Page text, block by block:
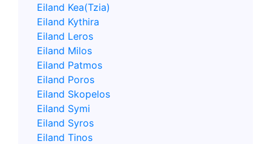
Eiland Kea(Tzia)
Eiland Kythira
Eiland Leros
Eiland Milos
Eiland Patmos
Eiland Poros
Eiland Skopelos
Eiland Symi
Eiland Syros
Eiland Tinos